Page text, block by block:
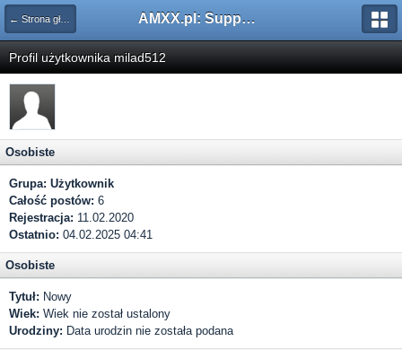
← Strona główna AMXX.pl: Support AMX Mod X i SourceMod
Profil użytkownika milad512
Osobiste
Grupa: Użytkownik
Całość postów: 6
Rejestracja: 11.02.2020
Ostatnio: 04.02.2025 04:41
Osobiste
Tytuł: Nowy
Wiek: Wiek nie został ustalony
Urodziny: Data urodzin nie została podana